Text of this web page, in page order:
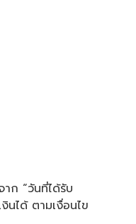
ก “วันที่ได้รับ
นได้ ตามเงื่อนไข